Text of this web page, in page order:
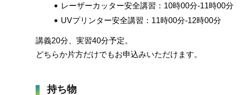
レーザーカッター安全講習：10時00分-11時00分
UVプリンター安全講習：11時00分-12時00分
講義20分、実習40分予定。
どちらか片方だけでもお申込みいただけます。
持ち物